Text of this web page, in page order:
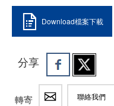
Download檔案下載
分享
轉寄 聯絡我們